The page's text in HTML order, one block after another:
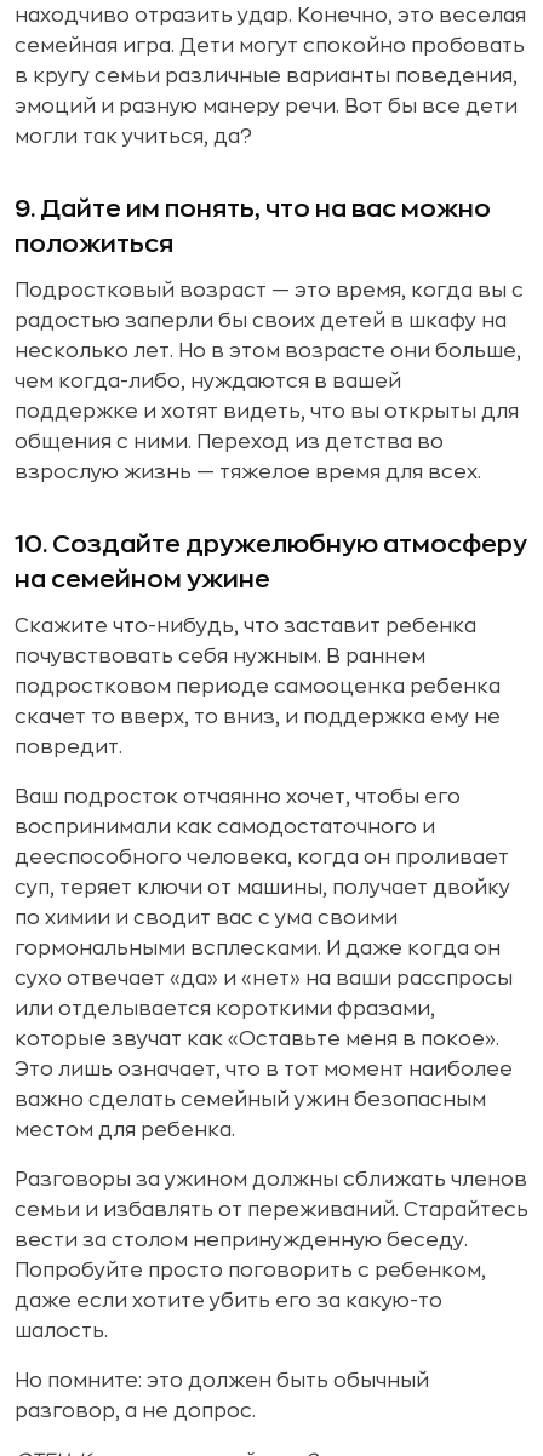
находчиво отразить удар. Конечно, это веселая
семейная игра. Дети могут спокойно пробовать
в кругу семьи различные варианты поведения,
эмоций и разную манеру речи. Вот бы все дети
могли так учиться, да?
9. Дайте им понять, что на вас можно
положиться
Подростковый возраст — это время, когда вы с
радостью заперли бы своих детей в шкафу на
несколько лет. Но в этом возрасте они больше,
чем когда-либо, нуждаются в вашей
поддержке и хотят видеть, что вы открыты для
общения с ними. Переход из детства во
взрослую жизнь — тяжелое время для всех.
10. Создайте дружелюбную атмосферу
на семейном ужине
Скажите что-нибудь, что заставит ребенка
почувствовать себя нужным. В раннем
подростковом периоде самооценка ребенка
скачет то вверх, то вниз, и поддержка ему не
повредит.
Ваш подросток отчаянно хочет, чтобы его
воспринимали как самодостаточного и
дееспособного человека, когда он проливает
суп, теряет ключи от машины, получает двойку
по химии и сводит вас с ума своими
гормональными всплесками. И даже когда он
сухо отвечает «да» и «нет» на ваши расспросы
или отделывается короткими фразами,
которые звучат как «Оставьте меня в покое».
Это лишь означает, что в тот момент наиболее
важно сделать семейный ужин безопасным
местом для ребенка.
Разговоры за ужином должны сближать членов
семьи и избавлять от переживаний. Старайтесь
вести за столом непринужденную беседу.
Попробуйте просто поговорить с ребенком,
даже если хотите убить его за какую-то
шалость.
Но помните: это должен быть обычный
разговор, а не допрос.